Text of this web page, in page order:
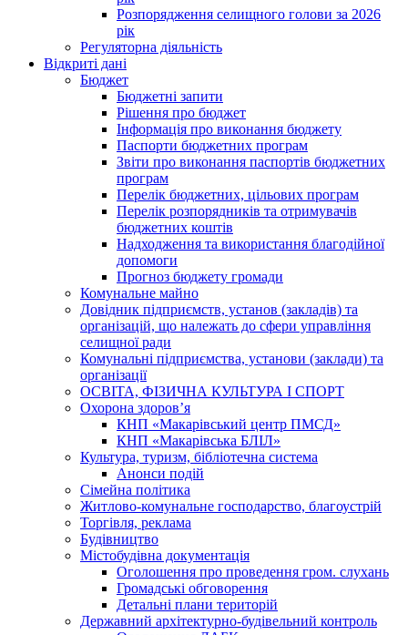
Розпорядження селищного голови за 2026
рік
Регуляторна діяльність
Відкриті дані
Бюджет
Бюджетні запити
Рішення про бюджет
Інформація про виконання бюджету
Паспорти бюджетних програм
Звіти про виконання паспортів бюджетних
програм
Перелік бюджетних, цільових програм
Перелік розпорядників та отримувачів
бюджетних коштів
Надходження та використання благодійної
допомоги
Прогноз бюджету громади
Комунальне майно
Довідник підприємств, установ (закладів) та
організацій, що належать до сфери управління
селищної ради
Комунальні підприємства, установи (заклади) та
організації
ОСВІТА, ФІЗИЧНА КУЛЬТУРА І СПОРТ
Охорона здоров’я
КНП «Макарівський центр ПМСД»
КНП «Макарівська БЛІЛ»
Культура, туризм, бібліотечна система
Анонси подій
Сімейна політика
Житлово-комунальне господарство, благоустрій
Торгівля, реклама
Будівництво
Містобудівна документація
Оголошення про проведення гром. слухань
Громадські обговорення
Детальні плани територій
Державний архітектурно-будівельний контроль